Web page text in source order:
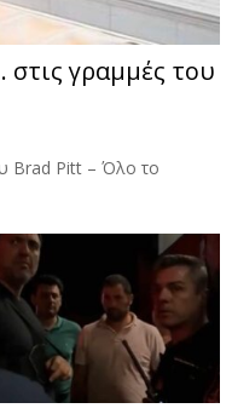
γραμμές του
Brad Pitt – Όλο το